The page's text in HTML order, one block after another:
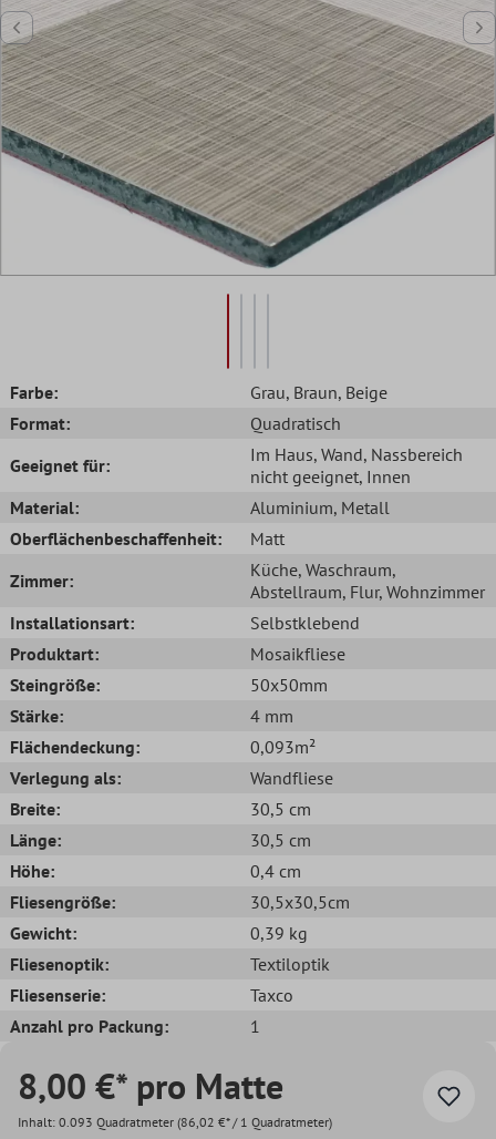
Farbe: Grau, Braun, Beige
Format:
Quadratisch
Geeignet für:
Im Haus, Wand, Nassbereich
nicht geeignet, Innen
Material:
Aluminium, Metall
Oberflächenbeschaffenheit:
Matt
Zimmer:
Küche, Waschraum,
Abstellraum, Flur, Wohnzimmer
Installationsart:
Selbstklebend
Produktart:
Mosaikfliese
Steingröße:
50x50mm
Stärke:
4 mm
Flächendeckung:
0,093m²
Verlegung als:
Wandfliese
Breite:
30,5 cm
Länge:
30,5 cm
Höhe:
0,4 cm
Fliesengröße:
30,5x30,5cm
Gewicht:
0,39 kg
Fliesenoptik:
Textiloptik
Fliesenserie:
Taxco
Anzahl pro Packung:
1
8,00 €* pro Matte
Inhalt: 0.093 Quadratmeter (86,02 €* / 1 Quadratmeter)